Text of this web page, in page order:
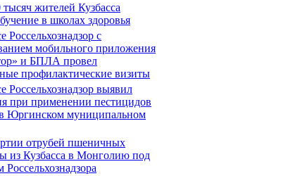
тысяч жителей Кузбасса
в школах здоровья
Россельхознадзор с
мобильного приложения
и БПЛА провел
профилактические визиты
Россельхознадзор выявил
при применении пестицидов
Юргинском муниципальном
отрубей пшеничных
из Кузбасса в Монголию под
Россельхознадзора